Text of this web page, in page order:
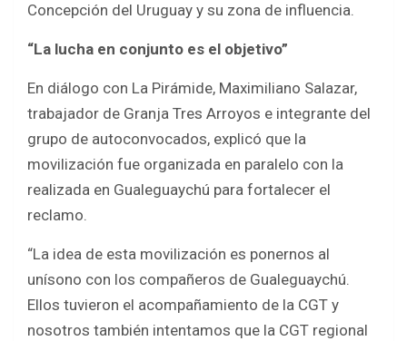
Concepción del Uruguay y su zona de influencia.
“La lucha en conjunto es el objetivo”
En diálogo con La Pirámide, Maximiliano Salazar,
trabajador de Granja Tres Arroyos e integrante del
grupo de autoconvocados, explicó que la
movilización fue organizada en paralelo con la
realizada en Gualeguaychú para fortalecer el
reclamo.
“La idea de esta movilización es ponernos al
unísono con los compañeros de Gualeguaychú.
Ellos tuvieron el acompañamiento de la CGT y
nosotros también intentamos que la CGT regional